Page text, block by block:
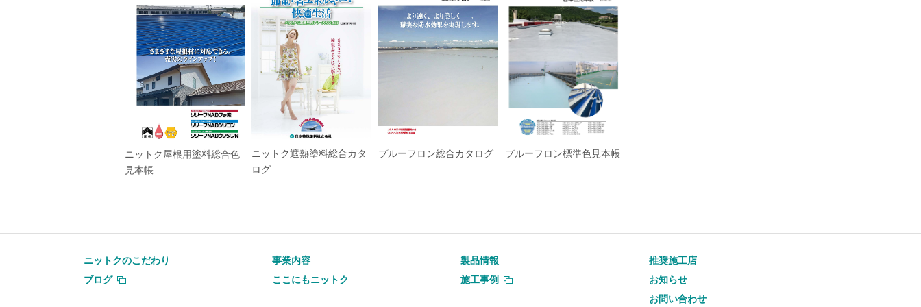
ニットク屋根用塗料総合色
見本帳
ニットク遮熱塗料総合カタ
ログ
プルーフロン総合カタログ プルーフロン標準色見本帳
ニットクのこだわり
ブログ
事業内容
ここにもニットク
製品情報
施工事例
推奨施工店
お知らせ
お問い合わせ